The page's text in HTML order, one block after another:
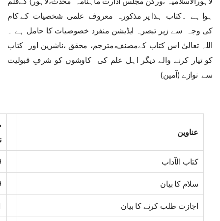
ہوا ہے ۔کتاب ہذا پر مذکورہ معروف علمی شخصیات کے کام
کی وجہ سے زیر تبصرہ ایڈیشن منفرد خصوصیات کا حامل ہے ۔
اللہ تعالیٰ اس کتاب کےمصنف،مترجم، محقق ،ناشرین اور کتاب
کو تیار کرنے والے دیگر اہل علم کی کاوشوں کو شرفِ قبولیت
سے نوازے (آمین)
عناوین
کتاب الآداب
سلام کا بیان
اجازت طلب کرنے کا بیان